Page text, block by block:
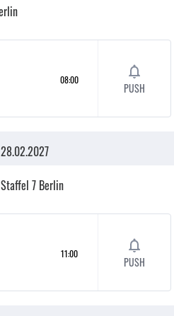
08:00
PUSH
7 Berlin
11:00
PUSH